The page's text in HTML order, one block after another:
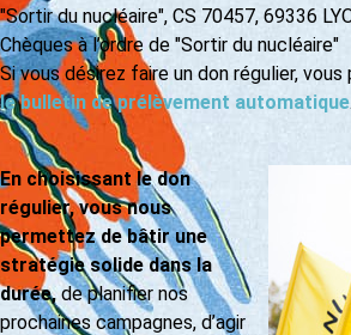
"Sortir du nucléaire", CS 70457, 69336
Chèques à l’ordre de "Sortir du nucléaire"
Si vous désirez faire un don régulier, vous
le bulletin de prélèvement automatique.
En choisissant le don
régulier, vous nous
permettez de bâtir une
stratégie solide dans la
durée,de planifier nos
prochaines campagnes, d’agir